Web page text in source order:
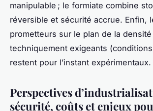
manipulable ; le formiate combine
réversible et sécurité accrue. Enfin,
prometteurs sur le plan de la densité
techniquement exigeants
restent pour l’instant expérimentaux.
Perspectives
sécurité, coûts et enjeux